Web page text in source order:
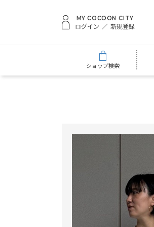
MY COCOON CITY
ログイン 新規登録
ショップ検索